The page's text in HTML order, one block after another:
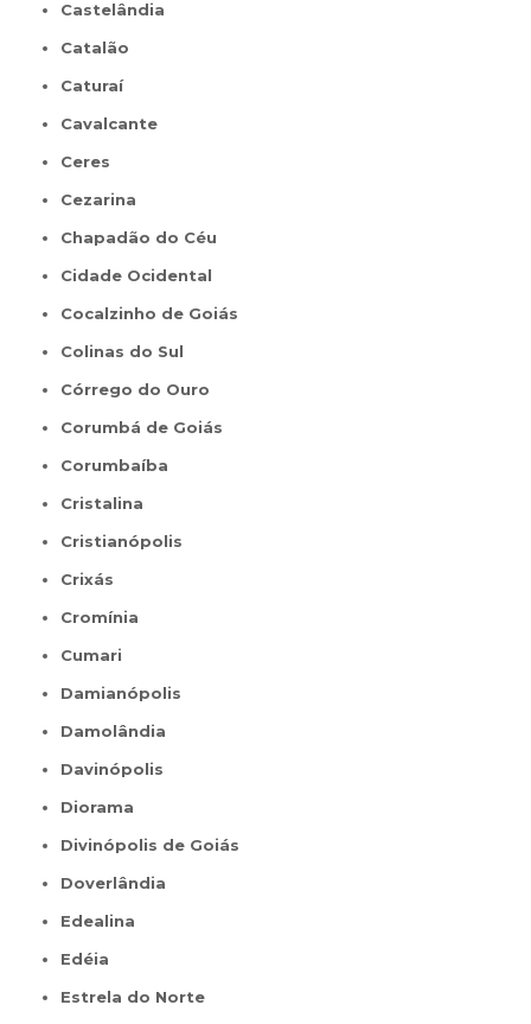
Castelândia
Catalão
Caturaí
Cavalcante
Ceres
Cezarina
Chapadão do Céu
Cidade Ocidental
Cocalzinho de Goiás
Colinas do Sul
Córrego do Ouro
Corumbá de Goiás
Corumbaíba
Cristalina
Cristianópolis
Crixás
Cromínia
Cumari
Damianópolis
Damolândia
Davinópolis
Diorama
Divinópolis de Goiás
Doverlândia
Edealina
Edéia
Estrela do Norte